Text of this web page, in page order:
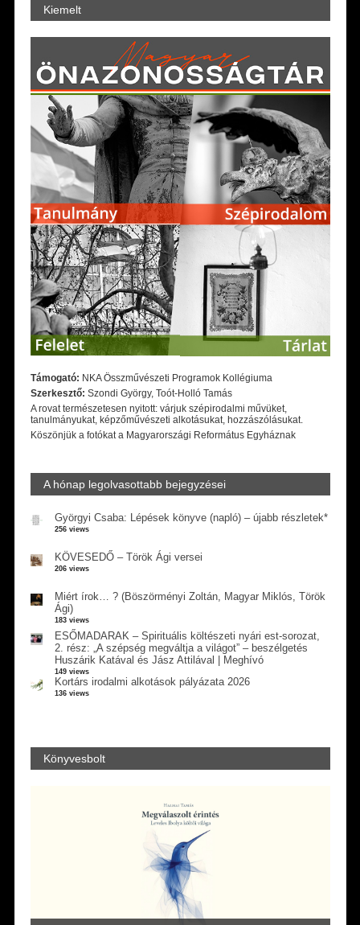
Kiemelt
Támogató: NKA Összművészeti Programok Kollégiuma
Szerkesztő: Szondi György, Toót-Holló Tamás
A rovat természetesen nyitott: várjuk szépirodalmi művüket,
tanulmányukat, képzőművészeti alkotásukat, hozzászólásukat.
Köszönjük a fotókat a Magyarországi Református Egyháznak
A hónap legolvasottabb bejegyzései
Györgyi Csaba: Lépések könyve (napló) – újabb részletek*
256 views
KÖVESEDŐ – Török Ági versei
206 views
Miért írok… ? (Böszörményi Zoltán, Magyar Miklós, Török
Ági)
183 views
ESŐMADARAK – Spirituális költészeti nyári est-sorozat,
2. rész: „A szépség megváltja a világot” – beszélgetés
Huszárik Katával és Jász Attilával | Meghívó
149 views
Kortárs irodalmi alkotások pályázata 2026
136 views
Könyvesbolt